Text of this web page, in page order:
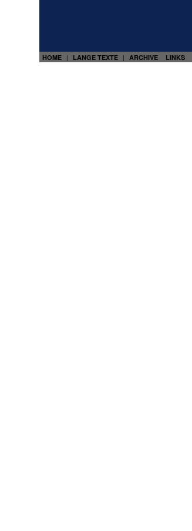
HOME | LANGE TEXTE | ARCHIVE LINKS